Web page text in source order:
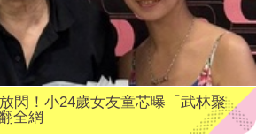
閃！小24歲女友童芯曝「武林聚
全網